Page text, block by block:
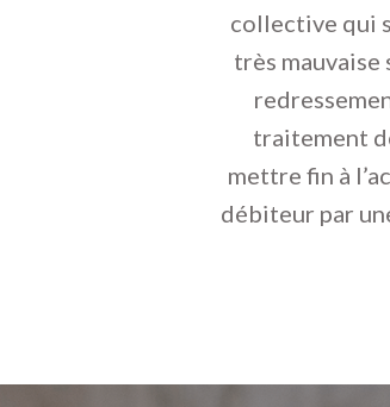
collective qui
très
traitement
mettre fin à
débiteur par